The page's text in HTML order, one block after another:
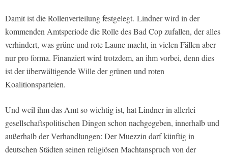
Damit ist die Rollenverteilung festgelegt. Lindner wird in der
kommenden Amtsperiode die Rolle des Bad Cop zufallen, der alles
verhindert, was grüne und rote Laune macht, in vielen Fällen aber
nur pro forma. Finanziert wird trotzdem, an ihm vorbei, denn dies
ist der überwältigende Wille der grünen und roten
Koalitionsparteien.
Und weil ihm das Amt so wichtig ist, hat Lindner in allerlei
gesellschaftspolitischen Dingen schon nachgegeben, innerhalb und
außerhalb der Verhandlungen: Der Muezzin darf künftig in
deutschen Städten seinen religiösen Machtanspruch von der